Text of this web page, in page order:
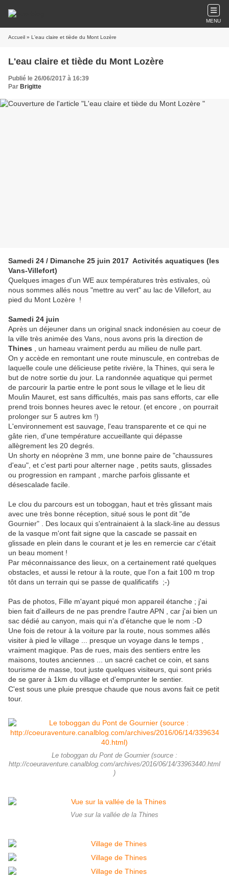
MENU
Accueil » L'eau claire et tiède du Mont Lozère
L'eau claire et tiède du Mont Lozère
Publié le 26/06/2017 à 16:39
Par Brigitte
Samedi 24 / Dimanche 25 juin 2017 Activités aquatiques (les
Vans-Villefort)
Quelques images d'un WE aux températures très estivales, où
nous sommes allés nous "mettre au vert" au lac de Villefort, au
pied du Mont Lozère !
Samedi 24 juin
Après un déjeuner dans un original snack indonésien au coeur de
la ville très animée des Vans, nous avons pris la direction de
Thines , un hameau vraiment perdu au milieu de nulle part.
On y accède en remontant une route minuscule, en contrebas de
laquelle coule une délicieuse petite rivière, la Thines, qui sera le
but de notre sortie du jour. La randonnée aquatique qui permet
de parcourir la partie entre le pont sous le village et le lieu dit
Moulin Mauret, est sans difficultés, mais pas sans efforts, car elle
prend trois bonnes heures avec le retour. (et encore , on pourrait
prolonger sur 5 autres km !)
L'environnement est sauvage, l'eau transparente et ce qui ne
gâte rien, d'une température accueillante qui dépasse
allègrement les 20 degrés.
Un shorty en néoprène 3 mm, une bonne paire de "chaussures
d'eau", et c'est parti pour alterner nage , petits sauts, glissades
ou progression en rampant , marche parfois glissante et
désescalade facile.
Le clou du parcours est un toboggan, haut et très glissant mais
avec une très bonne réception, situé sous le pont dit "de
Gournier" . Des locaux qui s'entrainaient à la slack-line au dessus
de la vasque m'ont fait signe que la cascade se passait en
glissade en plein dans le courant et je les en remercie car c'était
un beau moment !
Par méconnaissance des lieux, on a certainement raté quelques
obstacles, et aussi le retour à la route, que l'on a fait 100 m trop
tôt dans un terrain qui se passe de qualificatifs ;-)
Pas de photos, Fille m'ayant piqué mon appareil étanche ; j'ai
bien fait d'ailleurs de ne pas prendre l'autre APN , car j'ai bien un
sac dédié au canyon, mais qui n'a d'étanche que le nom :-D
Une fois de retour à la voiture par la route, nous sommes allés
visiter à pied le village ... presque un voyage dans le temps ,
vraiment magique. Pas de rues, mais des sentiers entre les
maisons, toutes anciennes ... un sacré cachet ce coin, et sans
tourisme de masse, tout juste quelques visiteurs, qui sont priés
de se garer à 1km du village et d'emprunter le sentier.
C'est sous une pluie presque chaude que nous avons fait ce petit
tour.
Le toboggan du Pont de Gournier (source :
http://coeuraventure.canalblog.com/archives/2016/06/14/33963440.html
)
Vue sur la vallée de la Thines